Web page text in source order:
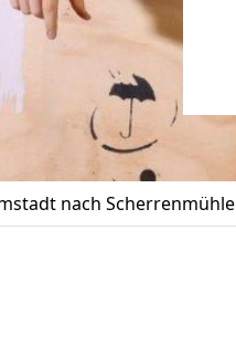
nach Scherrenmühle